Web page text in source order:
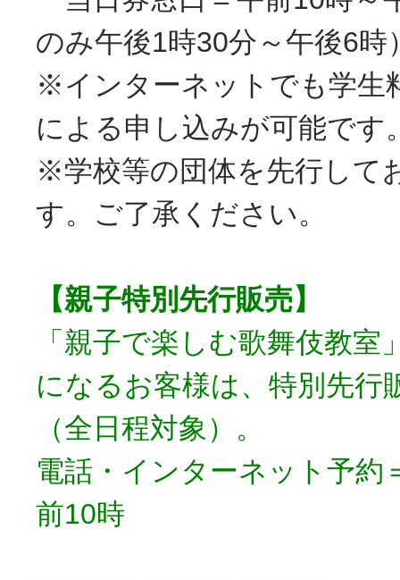
のみ午後1時30分～午後6時
※インターネットでも学生
による申し込みが可能です
※学校等の団体を先行して
す。ご了承ください。
【親子特別先行販売】
「親子で楽しむ歌舞伎教室
になるお客様は、特別先行
（全日程対象）。
電話・インターネット予約
前10時